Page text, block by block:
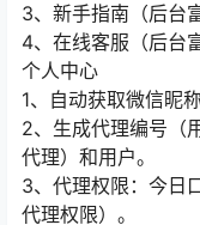
3、新手指南（后台
4、在线客服（后台
个人中心
1、自动获取微信昵
2、生成代理编号（
代理）和用户。
3、代理权限：今日
代理权限）。